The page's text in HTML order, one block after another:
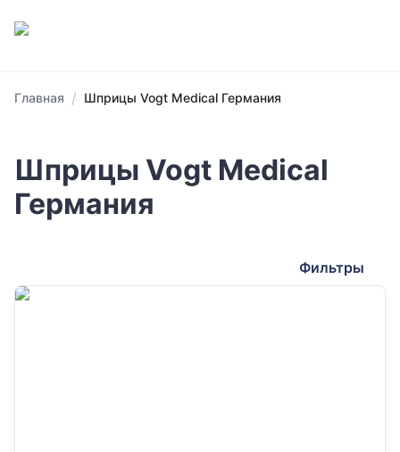
Главная / Шприцы Vogt Medical Германия
Шприцы Vogt Medical
Германия
Фильтры